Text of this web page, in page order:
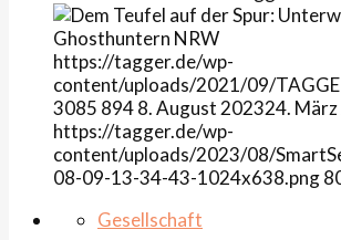
https://tagger.de/wp-
content/uploads/2021/09/
3085 8948. August 202324.
https://tagger.de/wp-
content/uploads/2023/08/
08-09-13-34-43-1024x638.png
Gesellschaft